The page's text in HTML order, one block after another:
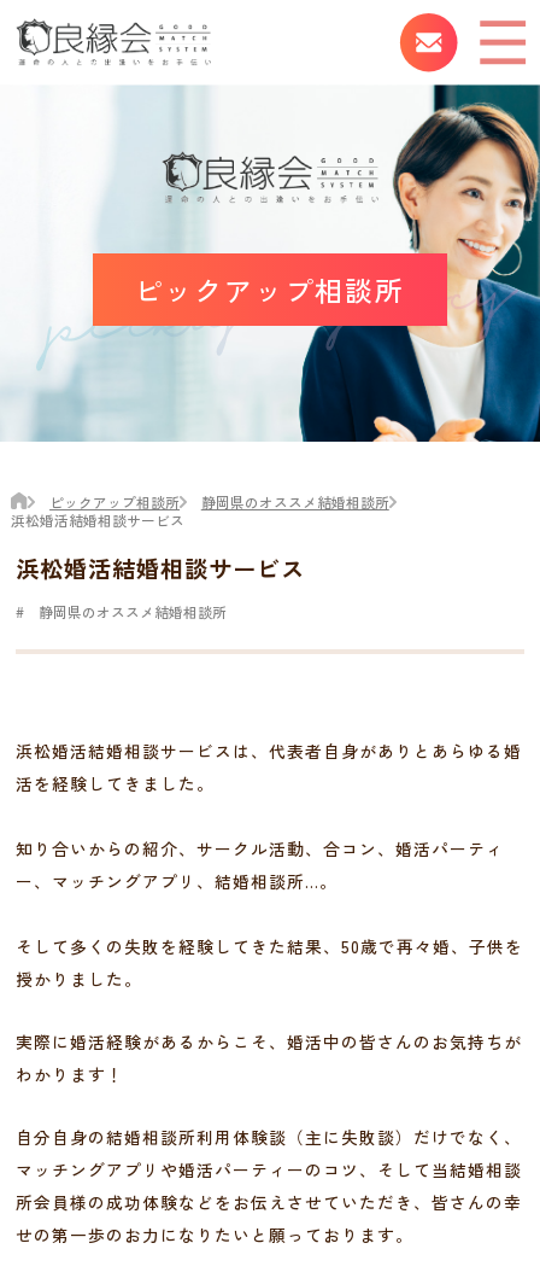
ピックアップ相談所
ピックアップ相談所
静岡県のオススメ結婚相談所
浜松婚活結婚相談サービス
浜松婚活結婚相談サービス
静岡県のオススメ結婚相談所
浜松婚活結婚相談サービスは、代表者自身がありとあらゆる婚
活を経験してきました。
知り合いからの紹介、サークル活動、合コン、婚活パーティ
ー、マッチングアプリ、結婚相談所…。
そして多くの失敗を経験してきた結果、50歳で再々婚、子供を
授かりました。
実際に婚活経験があるからこそ、婚活中の皆さんのお気持ちが
わかります！
自分自身の結婚相談所利用体験談（主に失敗談）だけでなく、
マッチングアプリや婚活パーティーのコツ、そして当結婚相談
所会員様の成功体験などをお伝えさせていただき、皆さんの幸
せの第一歩のお力になりたいと願っております。